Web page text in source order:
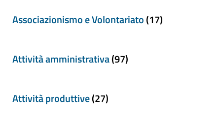
Associazionismo e Volontariato(17)
Attività amministrativa(97)
Attività produttive(27)